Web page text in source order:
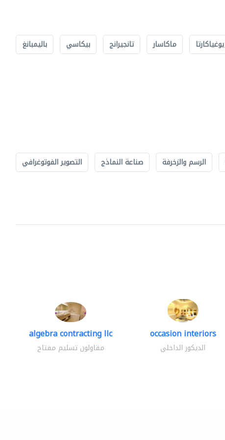
يوغياكارتا ماكاسار تانجيرانج بيكاسي باليمبانغ
الرسم والزخرفة صناعة النماذج
التصوير الفوتوغرافي
algebra contracting llc
مقاولون تسليم مفتاح
occasion interiors
الديكور الداخلي